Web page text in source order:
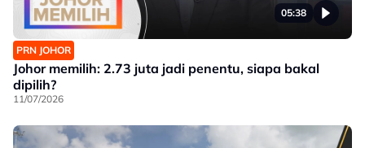
05:38
PRN JOHOR
Johor memilih: 2.73 juta jadi penentu, siapa bakal
dipilih?
11/07/2026